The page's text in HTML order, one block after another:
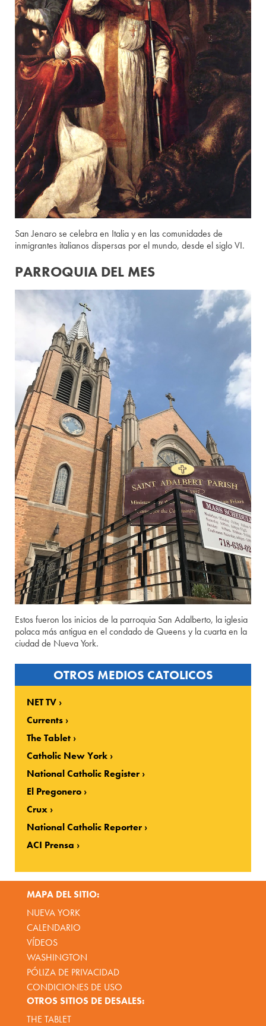
San Jenaro se celebra en Italia y en las comunidades de
inmigrantes italianos dispersas por el mundo, desde el siglo VI.
PARROQUIA DEL MES
Estos fueron los inicios de la parroquia San Adalberto, la iglesia
polaca más antigua en el condado de Queens y la cuarta en la
ciudad de Nueva York.
OTROS MEDIOS CATOLICOS
NET TV
Currents
The Tablet
Catholic New York
National Catholic Register
El Pregonero
Crux
National Catholic Reporter
ACI Prensa
MAPA DEL SITIO:
NUEVA YORK
CALENDARIO
VÍDEOS
WASHINGTON
PÓLIZA DE PRIVACIDAD
CONDICIONES DE USO
OTROS SITIOS DE DESALES:
THE TABLET